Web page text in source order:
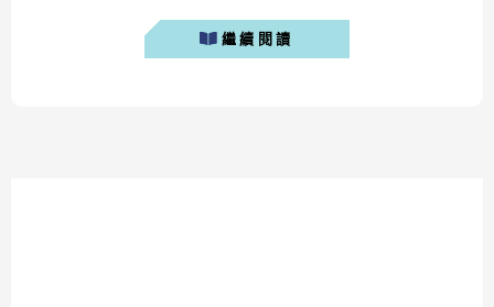
的這款「 Marley Get Together 2 Mini 藍牙喇叭 」，有
著高解析的好音質以外，同樣傳承了品牌一貫的潮流設
繼續閱讀